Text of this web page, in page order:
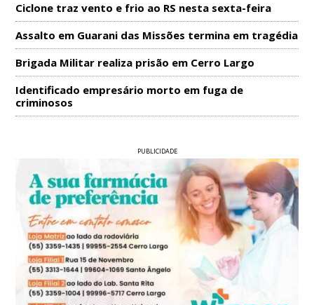
Ciclone traz vento e frio ao RS nesta sexta-feira
Assalto em Guarani das Missões termina em tragédia
Brigada Militar realiza prisão em Cerro Largo
Identificado empresário morto em fuga de
criminosos
PUBLICIDADE